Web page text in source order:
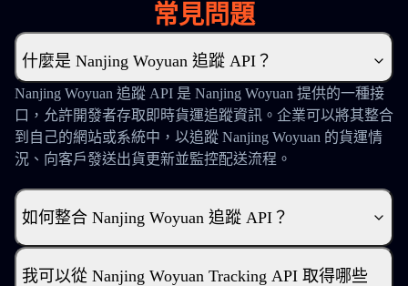
常見問題
什麼是 Nanjing Woyuan 追蹤 API？
Nanjing Woyuan 追蹤 API 是 Nanjing Woyuan 提供的一種接
口，允許開發者存取即時貨運追蹤資訊。企業可以將其整合
到自己的網站或系統中，以追蹤 Nanjing Woyuan 的貨運情
況、向客戶發送出貨更新並監控配送流程。
如何整合 Nanjing Woyuan 追蹤 API？
我可以從 Nanjing Woyuan Tracking API 取得哪些